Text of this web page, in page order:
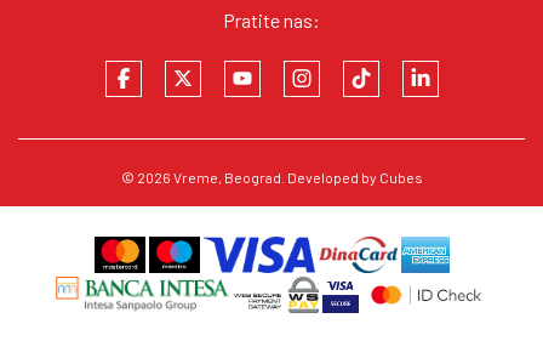
Pratite nas:
© 2026 Vreme , Beograd. Developed by Cubes